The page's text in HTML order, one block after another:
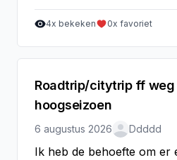
4x bekeken 0x favoriet
Roadtrip/citytrip ff weg
hoogseizoen
6 augustus 2026 Ddddd
Ik heb de behoefte om er